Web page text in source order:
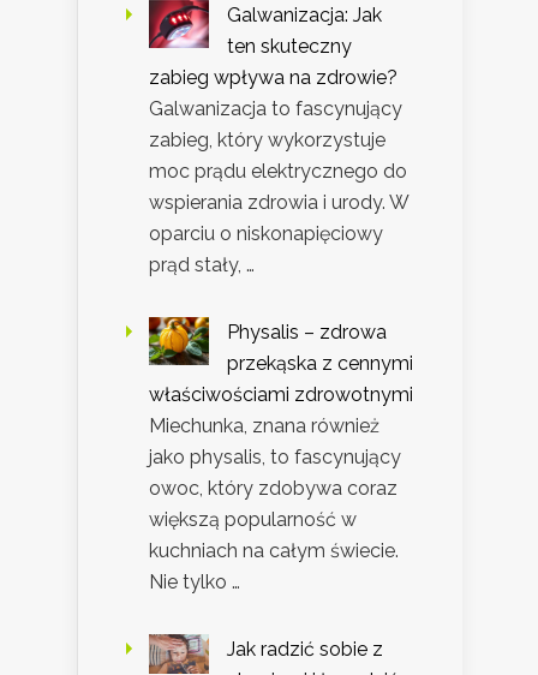
Galwanizacja: Jak
ten skuteczny
zabieg wpływa na zdrowie?
Galwanizacja to fascynujący
zabieg, który wykorzystuje
moc prądu elektrycznego do
wspierania zdrowia i urody. W
oparciu o niskonapięciowy
prąd stały, …
Physalis – zdrowa
przekąska z cennymi
właściwościami zdrowotnymi
Miechunka, znana również
jako physalis, to fascynujący
owoc, który zdobywa coraz
większą popularność w
kuchniach na całym świecie.
Nie tylko …
Jak radzić sobie z